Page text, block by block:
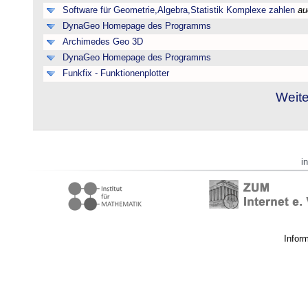
Software für Geometrie,Algebra,Statistik Komplexe zahlen
DynaGeo Homepage des Programms
Archimedes Geo 3D
DynaGeo Homepage des Programms
Funkfix - Funktionenplotter